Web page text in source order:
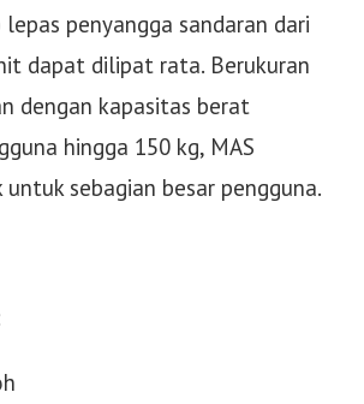
lepas penyangga sandaran dari
dapat dilipat rata. Berukuran
dengan kapasitas berat
hingga 150 kg, MAS
sebagian besar pengguna.